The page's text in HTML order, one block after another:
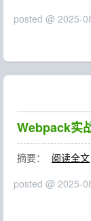
posted @ 2025-
Webpack实
摘要：
阅读全文
posted @ 2025-